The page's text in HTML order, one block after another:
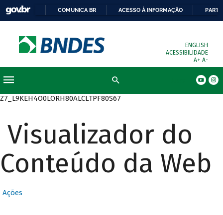
COMUNICA BR ACESSO À INFORMAÇÃO
ENGLISH
ACESSIBILIDADE
A+ A-
Z7_L9KEH4O0LORH80ALCLTPF80S67
Visualizador do
Conteúdo da Web
Ações